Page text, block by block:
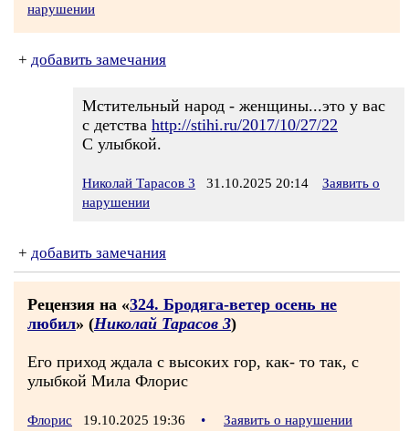
нарушении
+ добавить замечания
Мстительный народ - женщины...это у вас
с детства http://stihi.ru/2017/10/27/22
С улыбкой.
Николай Тарасов 3 31.10.2025 20:14
Заявить о
нарушении
+ добавить замечания
Рецензия на «324. Бродяга-ветер осень не
любил» (Николай Тарасов 3)
Его приход ждала с высоких гор, как- то так, с
улыбкой Мила Флорис
Флорис 19.10.2025 19:36 • Заявить о нарушении